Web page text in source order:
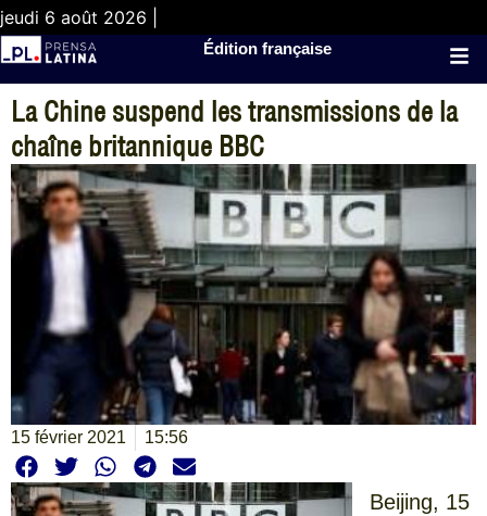
jeudi 6 août 2026 |
Édition française
La Chine suspend les transmissions de la
chaîne britannique BBC
15 février 2021 15:56
Beijing, 15